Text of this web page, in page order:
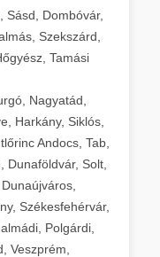
Sásd, Dombóvár,
Szekszárd,
Tamási
Nagyatád,
Harkány, Siklós,
Andocs, Tab,
Dunaföldvár, Solt,
Székesfehérvár,
Polgárdi,
Veszprém,